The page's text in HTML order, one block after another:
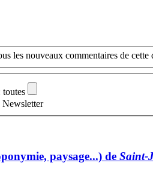
les nouveaux commentaires de cette
toutes
Newsletter
paysage...) de Saint-